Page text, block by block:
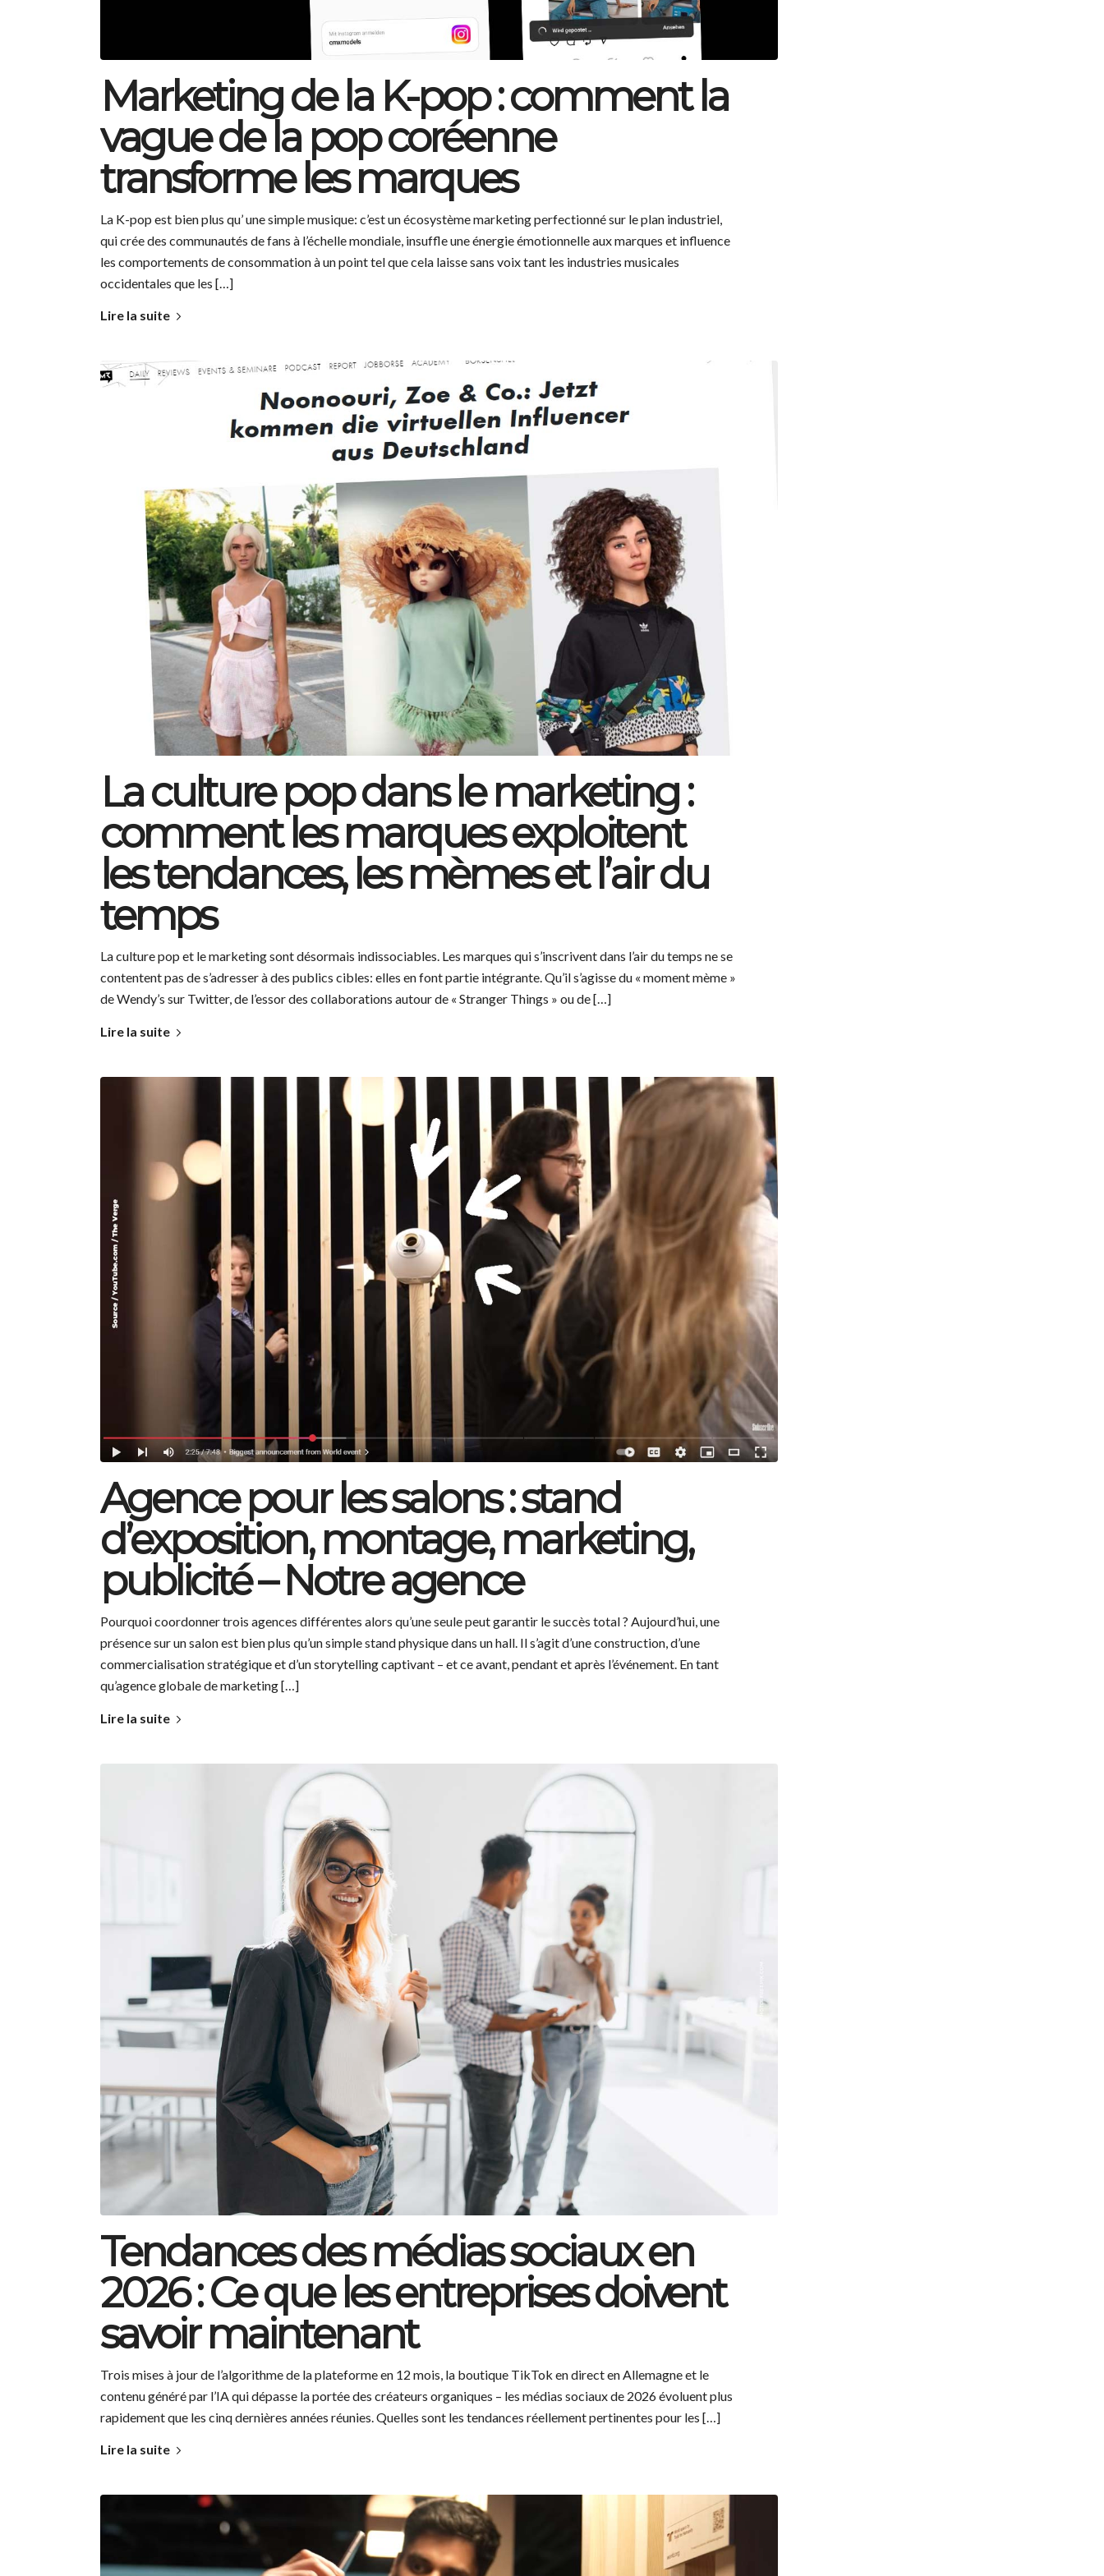
Marketing de la K-pop : comment la
vague de la pop coréenne
transforme les marques
La K-pop est bien plus qu’ une simple musique: c’est un écosystème marketing perfectionné sur le plan industriel,
qui crée des communautés de fans à l’échelle mondiale, insuffle une énergie émotionnelle aux marques et influence
les comportements de consommation à un point tel que cela laisse sans voix tant les industries musicales
occidentales que les […]
Lire la suite
La culture pop dans le marketing :
comment les marques exploitent
les tendances, les mèmes et l’air du
temps
La culture pop et le marketing sont désormais indissociables. Les marques qui s’inscrivent dans l’air du temps ne se
contentent pas de s’adresser à des publics cibles: elles en font partie intégrante. Qu’il s’agisse du « moment mème »
de Wendy’s sur Twitter, de l’essor des collaborations autour de « Stranger Things » ou de […]
Lire la suite
Agence pour les salons : stand
d’exposition, montage, marketing,
publicité – Notre agence
Pourquoi coordonner trois agences différentes alors qu’une seule peut garantir le succès total ? Aujourd’hui, une
présence sur un salon est bien plus qu’un simple stand physique dans un hall. Il s’agit d’une construction, d’une
commercialisation stratégique et d’un storytelling captivant – et ce avant, pendant et après l’événement. En tant
qu’agence globale de marketing […]
Lire la suite
Tendances des médias sociaux en
2026 : Ce que les entreprises doivent
savoir maintenant
Trois mises à jour de l’algorithme de la plateforme en 12 mois, la boutique TikTok en direct en Allemagne et le
contenu généré par l’IA qui dépasse la portée des créateurs organiques – les médias sociaux de 2026 évoluent plus
rapidement que les cinq dernières années réunies. Quelles sont les tendances réellement pertinentes pour les […]
Lire la suite